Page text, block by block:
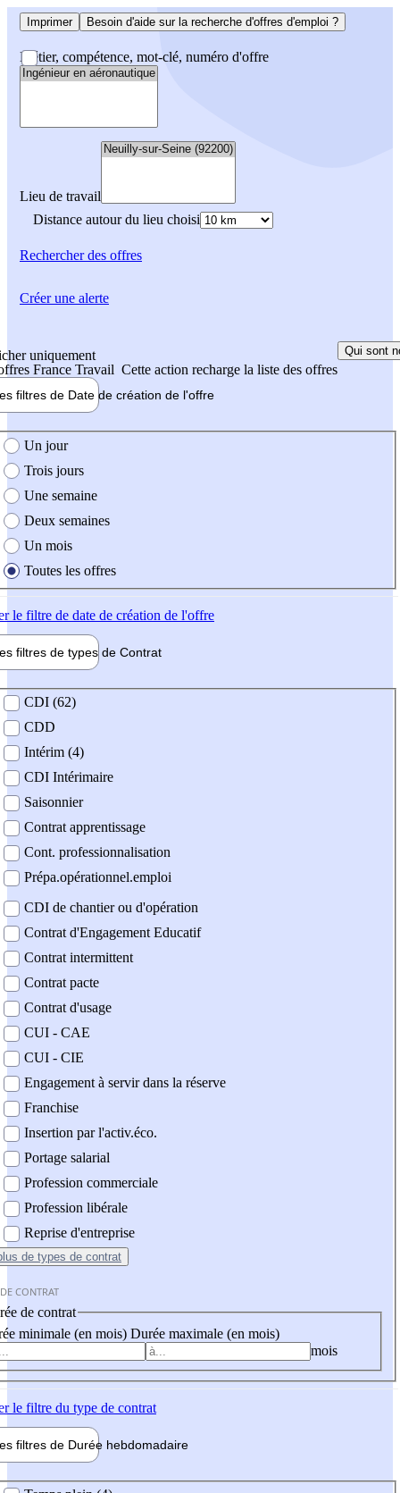
Imprimer Besoin d'aide sur la recherche d'offres d'emploi ?
Métier, compétence, mot-clé, numéro d'offre
Lieu de travail
Distance autour du lieu choisi
Rechercherdes offres
uniquement
France Travail Cette action recharge la liste des offres
Qui sont
filtres de Date de création de l'offre
création de l'offre
Un jour
Trois jours
Une semaine
Deux semaines
Un mois
Toutes les offres
le filtre de date de création de l'offre
filtres de types de Contrat
contrat
CDI (62)
CDD
Intérim (4)
CDI Intérimaire
Saisonnier
Contrat apprentissage
Cont. professionnalisation
Prépa.opérationnel.emploi
CDI de chantier ou d'opération
Contrat d'Engagement Educatif
Contrat intermittent
Contrat pacte
Contrat d'usage
CUI - CAE
CUI - CIE
Engagement à servir dans la réserve
Franchise
Insertion par l'activ.éco.
Portage salarial
Profession commerciale
Profession libérale
Reprise d'entreprise
de types de contrat
CONTRAT
de contrat
minimale (en mois) Durée maximale (en mois)
mois
le filtre du type de contrat
filtres de Durée hebdomadaire
Créer une alerte